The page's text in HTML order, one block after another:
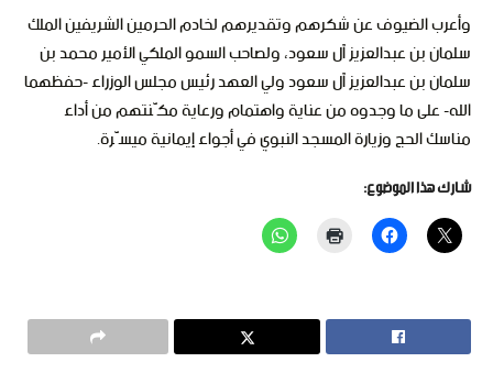
وأعرب الضيوف عن شكرهم وتقديرهم لخادم الحرمين الشريفين الملك
سلمان بن عبدالعزيز آل سعود، ولصاحب السمو الملكي الأمير محمد بن
سلمان بن عبدالعزيز آل سعود ولي العهد رئيس مجلس الوزراء -حفظهما
الله- على ما وجدوه من عناية واهتمام ورعاية مكّنتهم من أداء
مناسك الحج وزيارة المسجد النبوي في أجواء إيمانية ميسّرة.
شارك هذا الموضوع: